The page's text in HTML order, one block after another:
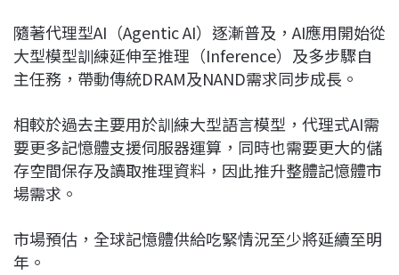
隨著代理型AI（Agentic AI）逐漸普及，AI應用開始從
大型模型訓練延伸至推理（Inference）及多步驟自
主任務，帶動傳統DRAM及NAND需求同步成長。
相較於過去主要用於訓練大型語言模型，代理式AI需
要更多記憶體支援伺服器運算，同時也需要更大的儲
存空間保存及讀取推理資料，因此推升整體記憶體市
場需求。
市場預估，全球記憶體供給吃緊情況至少將延續至明
年。